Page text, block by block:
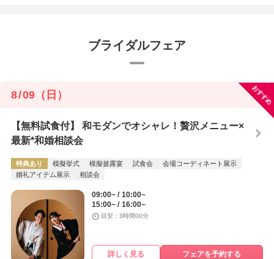
ブライダルフェア
おすすめ
8/09 （日）
【無料試食付】 和モダンでオシャレ！贅沢メニュー×
最新*和婚相談会
特典あり 模擬挙式 模擬披露宴 試食会
会場コーディネート展示
婚礼アイテム展示
相談会
09:00~
10:00~
15:00~
16:00~
目安：3時間00分
詳しく見る フェアを予約する